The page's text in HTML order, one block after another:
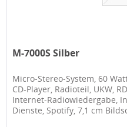
M-7000S Silber
Micro-Stereo-System, 60
CD-Player, Radioteil, UKW,
Internet-Radiowiedergabe,
Dienste, Spotify, 7,1 cm